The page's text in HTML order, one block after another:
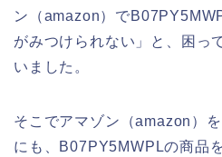
ン（amazon）で
がみつけられない」と、困っ
いました。
そこでアマゾン（amazon）
にも、B07PY5MWPLの商品